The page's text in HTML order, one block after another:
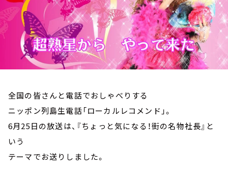
全国の皆さんと電話でおしゃべりする
ニッポン列島生電話「ローカルレコメンド」。
6月25日の放送は、『ちょっと気になる！街の名物社長』と
いう
テーマでお送りしました。